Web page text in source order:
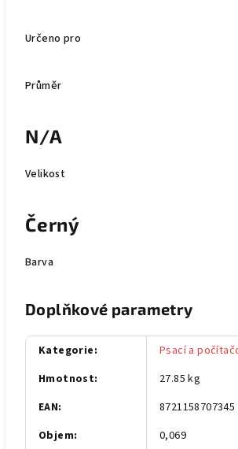
Určeno pro
Průměr
N/A
Velikost
Černý
Barva
Doplňkové parametry
Kategorie:
Psací a
Hmotnost:
27.85 kg
EAN:
8721158707345
Objem:
0,069